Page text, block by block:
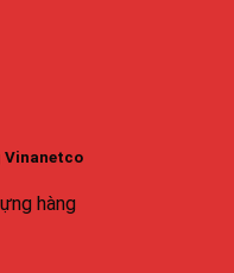
Vinanetco
hàng